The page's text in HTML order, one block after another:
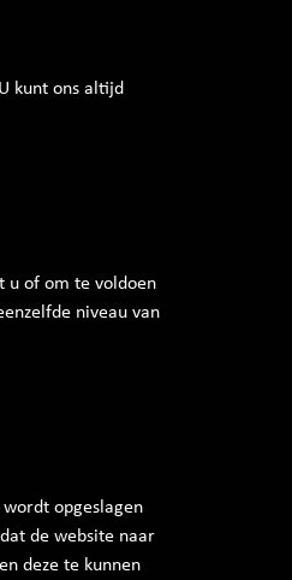
kunt ons altijd
u of om te voldoen
niveau van
opgeslagen
de website naar
deze te kunnen